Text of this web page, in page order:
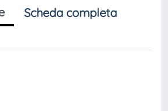
Scheda completa